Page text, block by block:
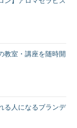
教室・講座を随時開
る人になるブランデ